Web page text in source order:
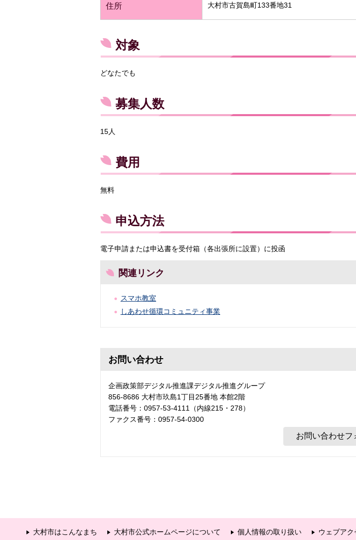
住所 大村市古賀島町133番地31
対象
どなたでも
募集人数
15人
費用
無料
申込方法
電子申請または申込書を受付箱（各出張所に設置）に投函
関連リンク
スマホ教室
しあわせ循環コミュニティ事業
お問い合わせ
企画政策部デジタル推進課デジタル推進グループ
856-8686 大村市玖島1丁目25番地 本館2階
電話番号：0957-53-4111（内線215・278）
ファクス番号：0957-54-0300
大村市はこんなまち 大村市公式ホームページについて 個人情報の取り扱い ウェブア